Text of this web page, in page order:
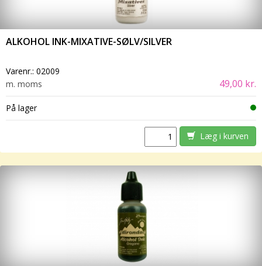
ALKOHOL INK-MIXATIVE-SØLV/SILVER
Varenr.: 02009
m. moms
49,00 kr.
På lager
Læg i kurven